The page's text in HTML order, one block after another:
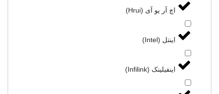
اچ آر یو آی (Hrui)
اینتل (Intel)
اینفیلینک (Infilink)